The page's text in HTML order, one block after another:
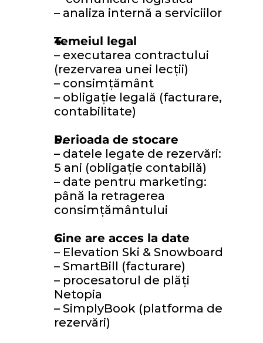
– analiza internă a serviciilor
Temeiul legal
– executarea contractului
(rezervarea unei lecții)
– consimțământ
– obligație legală (facturare,
contabilitate)
Perioada de stocare
– datele legate de rezervări:
5 ani (obligație contabilă)
– date pentru marketing:
până la retragerea
consimțământului
Cine are acces la date
– SmartBill (facturare)
– procesatorul de plăți
Netopia
– SimplyBook (platforma de
rezervări)